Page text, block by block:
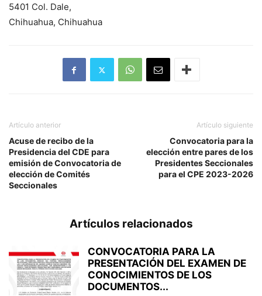
5401 Col. Dale,
Chihuahua, Chihuahua
Artículo anterior
Acuse de recibo de la
Presidencia del CDE para
emisión de Convocatoria de
elección de Comités
Seccionales
Artículo siguiente
Convocatoria para la
elección entre pares de los
Presidentes Seccionales
para el CPE 2023-2026
Artículos relacionados
CONVOCATORIA PARA LA
PRESENTACIÓN DEL EXAMEN DE
CONOCIMIENTOS DE LOS
DOCUMENTOS...